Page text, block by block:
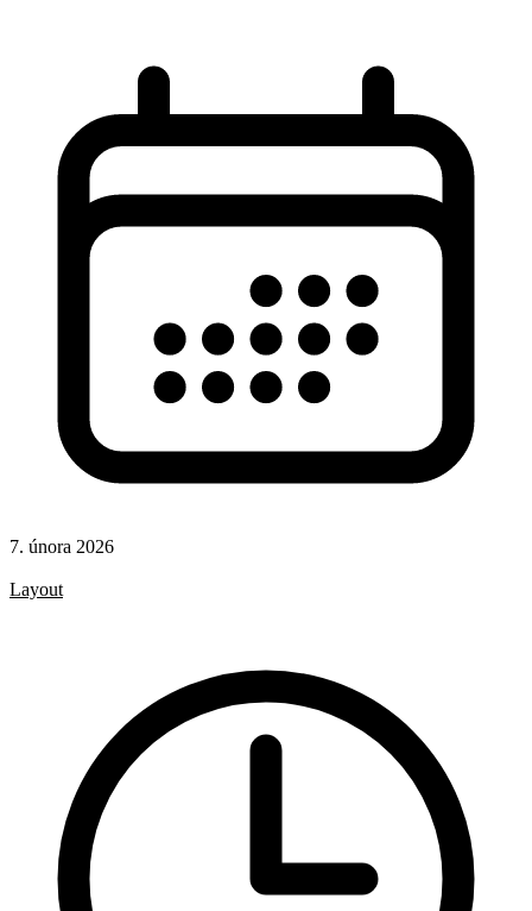
7. února 2026
Layout